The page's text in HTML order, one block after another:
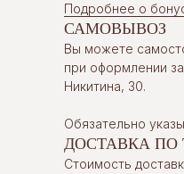
Подробнее о
САМОВЫВОЗ
Вы можете
при оформлении
Никитина, 30.
Обязательно
ДОСТАВКА ПО
Стоимость